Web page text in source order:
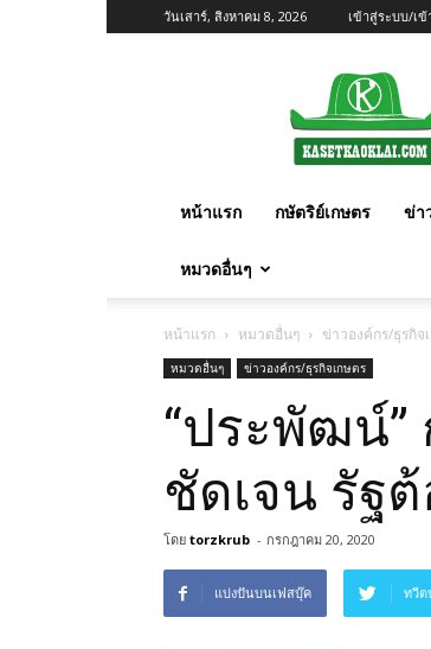
วันเสาร์, สิงหาคม 8, 2026 เข้าสู่ระบบ/เข้
หน้าแรก กษัตริย์เกษตร ข่า
หมวดอื่นๆ
หน้าแรก หมวดอื่นๆ ข่าวองค์กร/ธุรกิจ
หมวดอื่นๆ ข่าวองค์กร/ธุรกิจเกษตร
“ประพัฒน์”
ชัดเจน รัฐ
โดย torzkrub - กรกฎาคม 20, 2020
แบ่งปันบนเฟสบุ๊ค ทวีต